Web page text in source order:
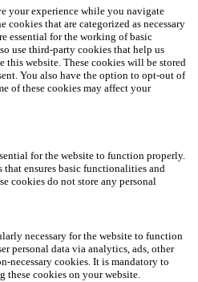
your experience while you navigate
cookies that are categorized as necessary
essential for the working of basic
use third-party cookies that help us
this website. These cookies will be stored
You also have the option to opt-out of
of these cookies may affect your
for the website to function properly.
ensures basic functionalities and
cookies do not store any personal
necessary for the website to function
personal data via analytics, ads, other
necessary cookies. It is mandatory to
these cookies on your website.